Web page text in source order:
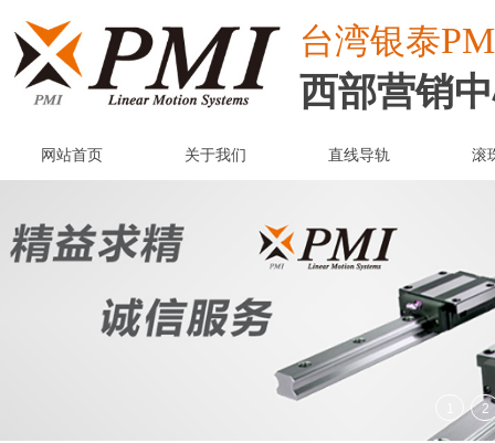
台湾银泰
西部营销
网站首页 关于我们 直线导轨 滚